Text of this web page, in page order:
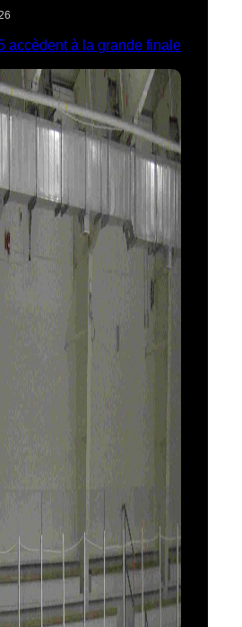
accèdent à la grande finale